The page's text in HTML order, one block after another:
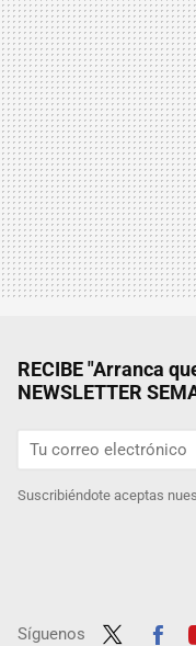
RECIBE "Arranca
NEWSLETTER
Suscribiéndote aceptas
Síguenos